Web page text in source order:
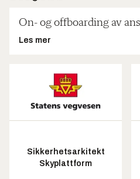
On- og offboarding av
Les mer
Sikkerhetsarkitekt
Skyplattform